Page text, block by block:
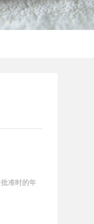
准时的年